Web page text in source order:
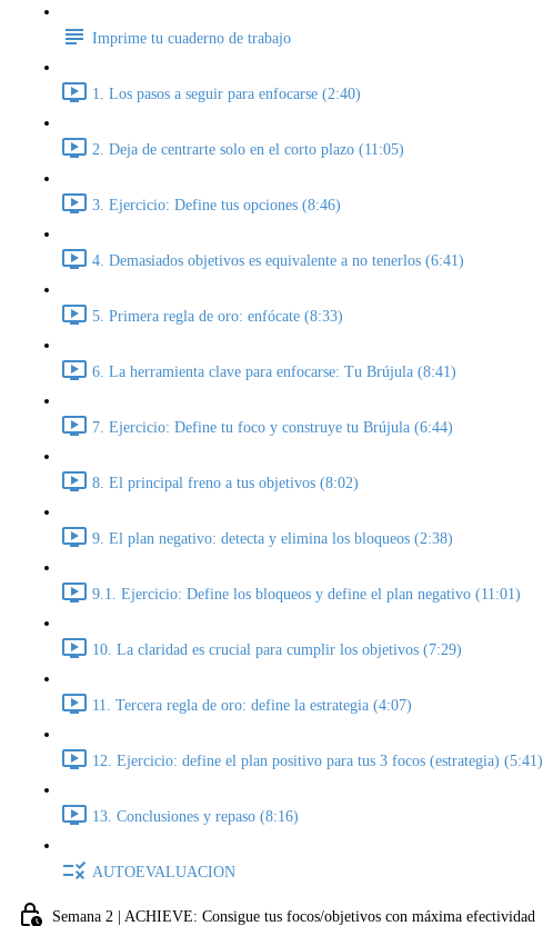
Imprime tu cuaderno de trabajo
1. Los pasos a seguir para enfocarse (2:40)
2. Deja de centrarte solo en el corto plazo (11:05)
3. Ejercicio: Define tus opciones (8:46)
4. Demasiados objetivos es equivalente a no tenerlos (6:41)
5. Primera regla de oro: enfócate (8:33)
6. La herramienta clave para enfocarse: Tu Brújula (8:41)
7. Ejercicio: Define tu foco y construye tu Brújula (6:44)
8. El principal freno a tus objetivos (8:02)
9. El plan negativo: detecta y elimina los bloqueos (2:38)
9.1. Ejercicio: Define los bloqueos y define el plan negativo (11:01)
10. La claridad es crucial para cumplir los objetivos (7:29)
11. Tercera regla de oro: define la estrategia (4:07)
12. Ejercicio: define el plan positivo para tus 3 focos (estrategia) (5:41)
13. Conclusiones y repaso (8:16)
AUTOEVALUACION
Semana 2 | ACHIEVE: Consigue tus focos/objetivos con máxima efectividad